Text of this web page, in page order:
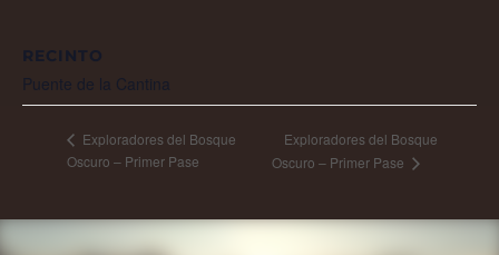
RECINTO
Puente de la Cantina
Exploradores del Bosque
Oscuro – Primer Pase
Exploradores del Bosque
Oscuro – Primer Pase